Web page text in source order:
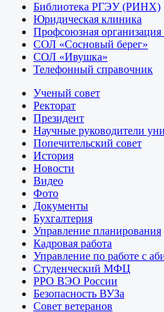
Библиотека РГЭУ (РИНХ)
Юридическая клиника
Профсоюзная организация
СОЛ «Сосновый берег»
СОЛ «Ивушка»
Телефонный справочник
Ученый совет
Ректорат
Президент
Научные руководители
Попечительский совет
История
Новости
Видео
Фото
Документы
Бухгалтерия
Управление планирования
Кадровая работа
Управление по работе с
Студенческий МФЦ
РРО ВЭО России
Безопасность ВУЗа
Совет ветеранов